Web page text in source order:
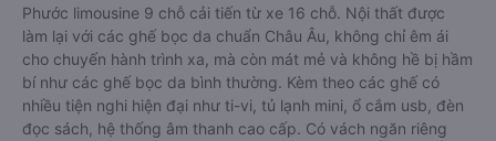
Phước limousine 9 chỗ cải tiến từ xe 16 chỗ. Nội thất được
làm lại với các ghế bọc da chuẩn Châu Âu, không chỉ êm ái
cho chuyến hành trình xa, mà còn mát mẻ và không hề bị hầm
bí như các ghế bọc da bình thường. Kèm theo các ghế có
nhiều tiện nghi hiện đại như ti-vi, tủ lạnh mini, ổ cắm usb, đèn
đọc sách, hệ thống âm thanh cao cấp. Có vách ngăn riêng